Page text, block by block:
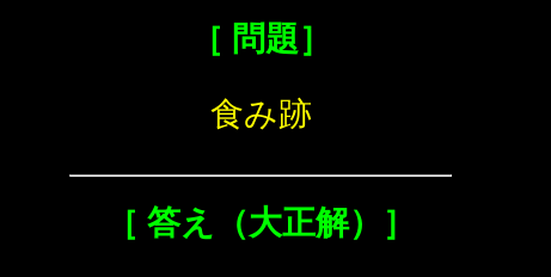
［ 問題］
食み跡
［ 答え（大正解）］